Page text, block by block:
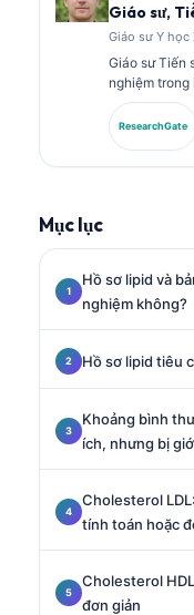
Giáo sư,
Giáo sư Y học
Giáo sư Tiến
nghiệm trong
nghiên cứu
Hiệp hội Hóa
tích các
ResearchGate
Mục lục
Hồ sơ lipid và
nghiệm không?
Hồ sơ lipid tiêu
Khoảng bình
ích, nhưng bị
Cholesterol
tính toán hoặc
Cholesterol
đơn giản